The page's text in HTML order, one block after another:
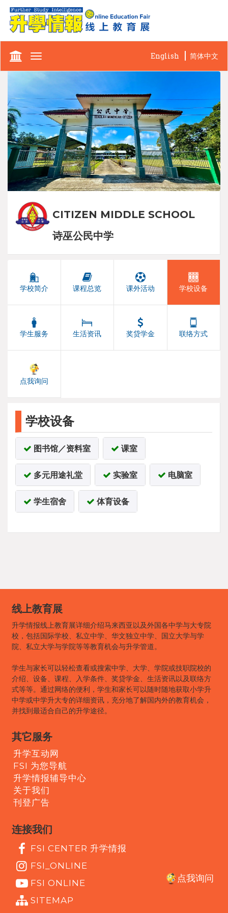
Toggle
English 简体中文
CITIZEN MIDDLE SCHOOL
诗巫公民中学
学校简介 课程总览 课外活动 学校设备
学生服务 生活资讯 奖贷学金 联络方式
点我询问
学校设备
图书馆／资料室 课室
多元用途礼堂 实验室 电脑室
学生宿舍 体育设备
点我询问
线上教育展
升学情报线上教育展详细介绍马来西亚以及外国各中学与大专院
校，包括国际学校、私立中学、华文独立中学、国立大学与学
院、私立大学与学院等等教育机会与升学管道。
学生与家长可以轻松查看或搜索中学、大学、学院或技职院校的
介绍、设备、课程、入学条件、奖贷学金、生活资讯以及联络方
式等等。通过网络的便利，学生和家长可以随时随地获取小学升
中学或中学升大专的详细资讯，充分地了解国内外的教育机会，
并找到最适合自己的升学途径。
其它服务
升学互动网
FSI 为您导航
升学情报辅导中心
关于我们
刊登广告
连接我们
FSI CENTER 升学情报
FSI_ONLINE
FSI ONLINE
SITEMAP